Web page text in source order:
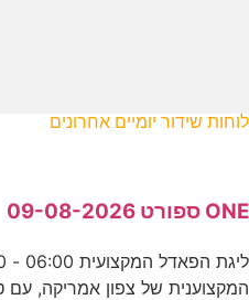
לוחות שידור יומיים אחרונים
ONE ספורט 09-08-2026
המקצוענית של צפון אמריקה, עם